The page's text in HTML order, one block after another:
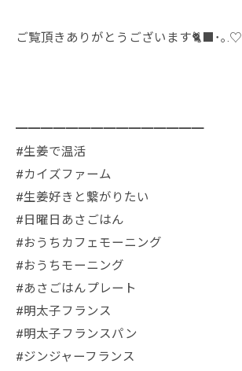
ご覧頂きありがとうございます🐈‍⬛･｡.♡
━━━━━━━━━━━━━━━
#生姜で温活
#カイズファーム
#生姜好きと繋がりたい
#日曜日あさごはん
#おうちカフェモーニング
#おうちモーニング
#あさごはんプレート
#明太子フランス
#明太子フランスパン
#ジンジャーフランス